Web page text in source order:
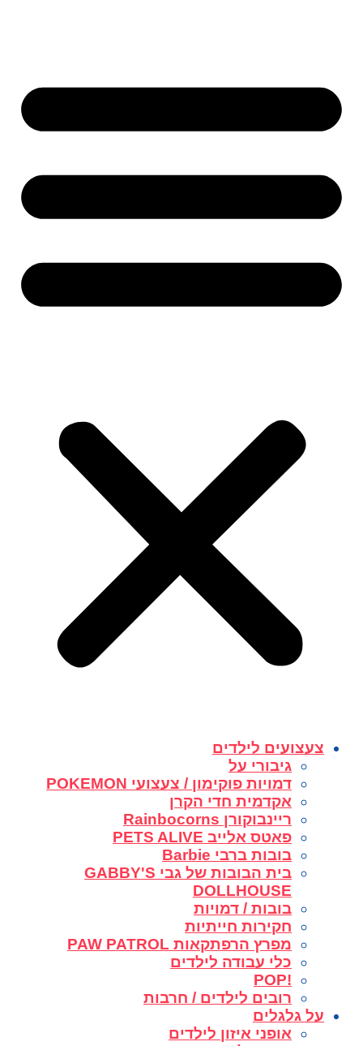
צעצועים לילדים
גיבורי על
דמויות פוקימון / צעצועי POKEMON
אקדמית חדי הקרן
ריינבוקורן Rainbocorns
פאטס אלייב PETS ALIVE
בובות ברבי Barbie
בית הבובות של גבי GABBY'S
DOLLHOUSE
בובות / דמויות
חקירות חייתיות
מפרץ הרפתקאות PAW PATROL
כלי עבודה לילדים
!POP
רובים לילדים / חרבות
על גלגלים
אופני איזון לילדים